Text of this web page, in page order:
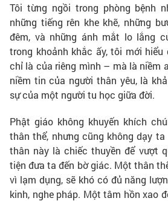
Tôi từng ngồi trong phòng bệnh
những tiếng rên khe khẽ, những
đêm, và những ánh mắt lo lắng
trong khoảnh khắc ấy, tôi mới hiểu
chỉ là của riêng mình – mà là niềm
niềm tin của người thân yêu, là
sự của một người tu học giữa đời.
Phật giáo không khuyến khích
thân thể, nhưng cũng không dạy
thân này là chiếc thuyền để vượt
tiện đưa ta đến bờ giác. Một thân
vì lạm dụng, sẽ khó có đủ năng
kinh, nghe pháp. Một tâm hồn xao